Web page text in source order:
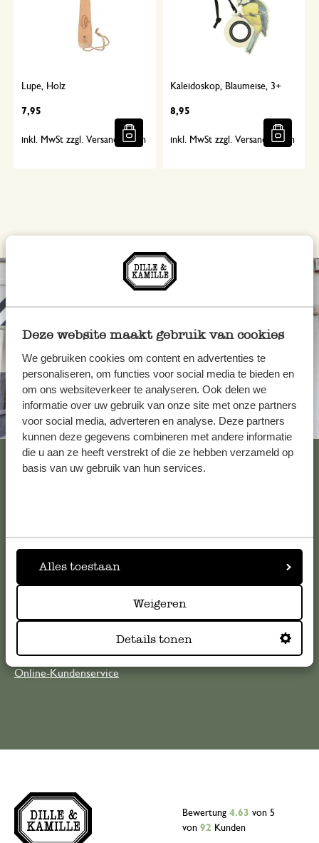
Deze website maakt gebruik van cookies
We gebruiken cookies om content en advertenties te
personaliseren, om functies voor social media te bieden en
om ons websiteverkeer te analyseren. Ook delen we
informatie over uw gebruik van onze site met onze partners
voor social media, adverteren en analyse. Deze partners
kunnen deze gegevens combineren met andere informatie
die u aan ze heeft verstrekt of die ze hebben verzameld op
basis van uw gebruik van hun services.
Alles toestaan
Weigeren
Details tonen
Lupe, Holz
7,95
inkl. MwSt zzgl. Versandkosten
Kaleidoskop, Blaumeise, 3+
8,95
inkl. MwSt zzgl. Versandkosten
Immer in der Nähe
Alle 62 Geschäfte anzeigen
Falls Sie Fragen haben oder Tipps und Hilfe brauchen, wenden
Sie sich bitte an unseren Kundenservice. Oder lesen Sie hier
die Antworten aufhäufig gestellte Fragen.
Online-Kundenservice
Bewertung 4.63 von 5
von 92 Kunden